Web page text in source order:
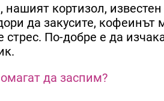
нашият кортизол,
да закусите,
По-добре е да
да заспим?